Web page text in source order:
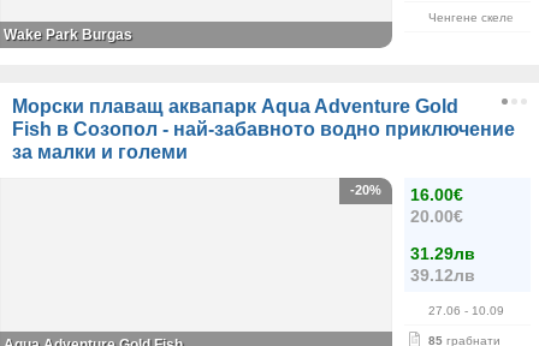
Ченгене скеле
Wake Park Burgas
Морски плаващ аквапарк Aqua Adventure Gold
Fish в Созопол - най-забавното водно приключение
за малки и големи
16.00€
20.00€
31.29лв
39.12лв
27.06 - 10.09
85 грабнати
-20%